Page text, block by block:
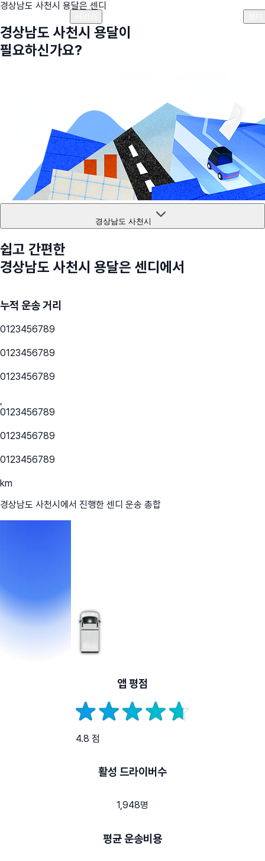
경상남도 사천시 용달은 센디
경상남도 사천시 용달이
필요하신가요?
경상남도 사천시
쉽고 간편한
경상남도 사천시 용달은 센디에서
누적 운송 거리
0123456789
0123456789
0123456789
,
0123456789
0123456789
0123456789
km
경상남도 사천시 에서 진행한 센디 운송 총합
앱 평점
4.8 점
활성 드라이버수
1,948명
평균 운송비용